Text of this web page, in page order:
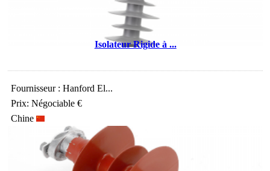
Isolateur Rigide à ...
Fournisseur : Hanford El...
Prix: Négociable €
Chine